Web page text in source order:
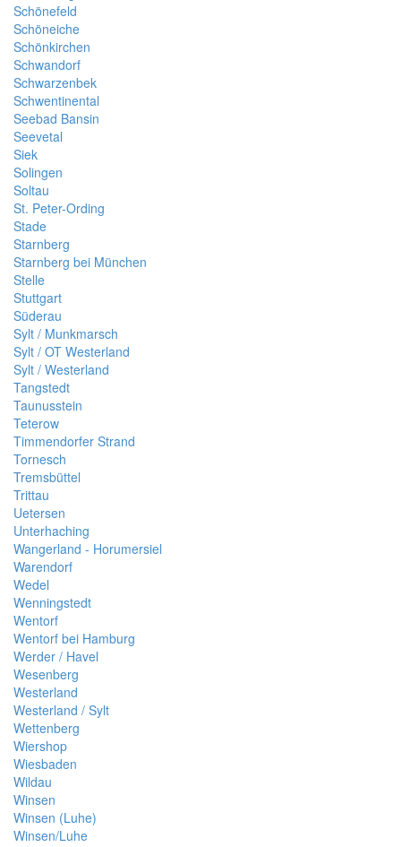
Schönefeld
Schöneiche
Schönkirchen
Schwandorf
Schwarzenbek
Schwentinental
Seebad Bansin
Seevetal
Siek
Solingen
Soltau
St. Peter-Ording
Stade
Starnberg
Starnberg bei München
Stelle
Stuttgart
Süderau
Sylt / Munkmarsch
Sylt / OT Westerland
Sylt / Westerland
Tangstedt
Taunusstein
Teterow
Timmendorfer Strand
Tornesch
Tremsbüttel
Trittau
Uetersen
Unterhaching
Wangerland - Horumersiel
Warendorf
Wedel
Wenningstedt
Wentorf
Wentorf bei Hamburg
Werder / Havel
Wesenberg
Westerland
Westerland / Sylt
Wettenberg
Wiershop
Wiesbaden
Wildau
Winsen
Winsen (Luhe)
Winsen/Luhe